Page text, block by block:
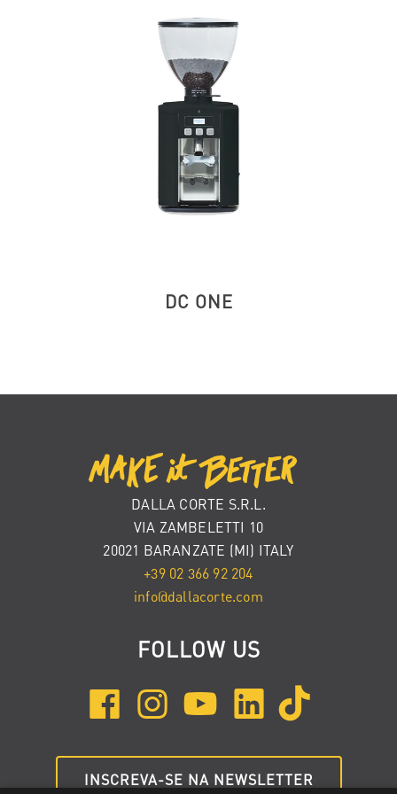
DC ONE
DALLA CORTE S.R.L.
VIA ZAMBELETTI 10
20021 BARANZATE (MI) ITALY
+39 02 366 92 204
info@dallacorte.com
FOLLOW US
INSCREVA-SE NA NEWSLETTER